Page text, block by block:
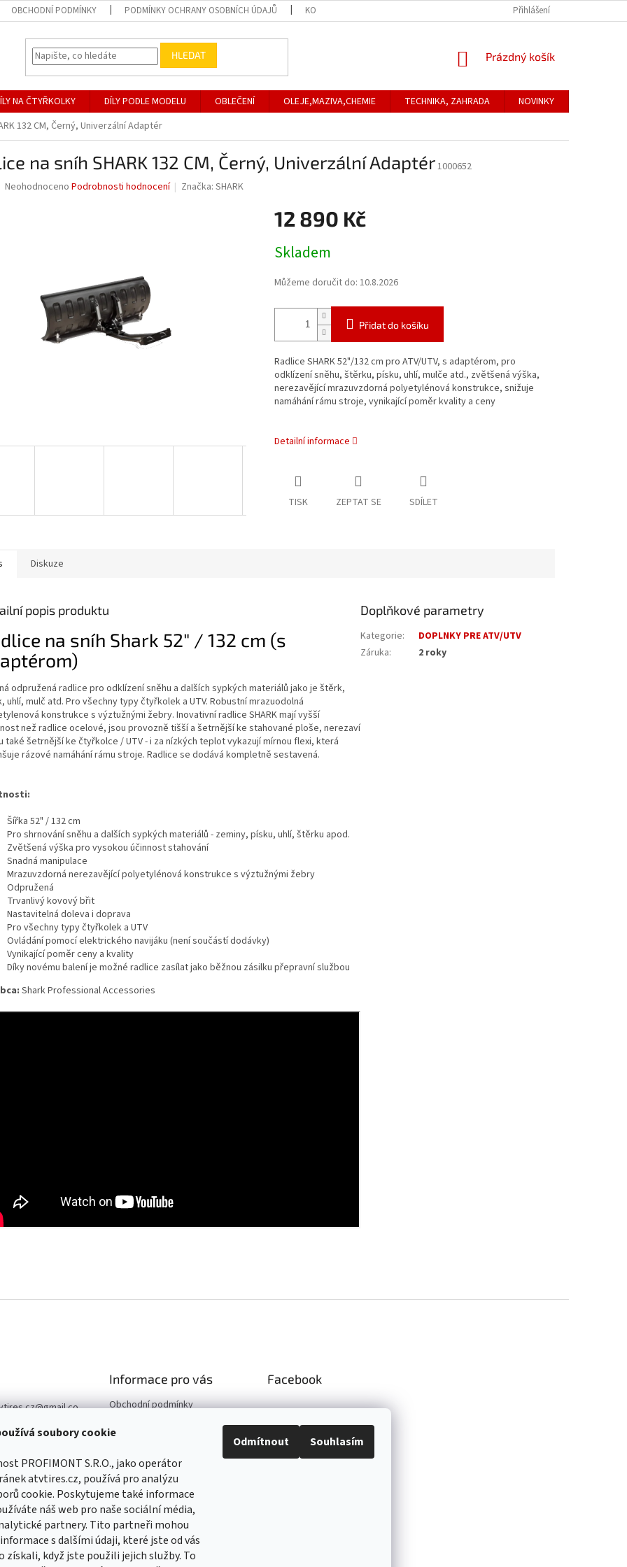
soubory cookie
PROFIMONT S.R.O., jako operátor
atvtires.cz, používá pro analýzu
cookie. Poskytujeme také informace
náš web pro naše sociální média,
partnery. Tito partneři mohou
s dalšími údaji, které jste od vás
získali, když jste použili jejich služby. To
Odmítnout Souhlasím
OBCHODNÍ PODMÍNKY PODMÍNKY OCHRANY OSOBNÍCH ÚDAJŮ KONTAKTNÍ ÚDAJE Přihlášení
HLEDAT
NÁKUPNÍ
Prázdný košík
NA ČTYŘKOLKY DÍLY PODLE MODELU OBLEČENÍ OLEJE,MAZIVA,CHEMIE TECHNIKA, ZAHRADA NOVINKY
132 CM, Černý, Univerzální Adaptér
na sníh SHARK 132 CM, Černý, Univerzální Adaptér1000652
Průměrné
Neohodnoceno Podrobnosti hodnocení Značka:SHARK
12 890 Kč
cena:
Skladem
Můžeme doručit do: 10.8.2026
Přidat do košíku
Radlice SHARK 52"/132 cm pro ATV/UTV, s adaptérom, pro
odklízení sněhu, štěrku, písku, uhlí, mulče atd., zvětšená výška,
nerezavějící mrazuvzdorná polyetylénová konstrukce, snižuje
namáhání rámu stroje, vynikající poměr kvality a ceny
Detailní informace
TISK ZEPTAT SE SDÍLET
Diskuze
popis produktu
na sníh Shark 52" / 132 cm (s
odpružená radlice pro odklízení sněhu a dalších sypkých materiálů jako je štěrk,
uhlí, mulč atd. Pro všechny typy čtyřkolek a UTV. Robustní mrazuodolná
konstrukce s výztužnými žebry. Inovativní radlice SHARK mají vyšší
než radlice ocelové, jsou provozně tišší a šetrnější ke stahované ploše, nerezaví
také šetrnější ke čtyřkolce / UTV - i za nízkých teplot vykazují mírnou flexi, která
rázové namáhání rámu stroje. Radlice se dodává kompletně sestavená.
Šířka 52" / 132 cm
Pro shrnování sněhu a dalších sypkých materiálů - zeminy, písku, uhlí, štěrku apod.
Zvětšená výška pro vysokou účinnost stahování
Snadná manipulace
Mrazuvzdorná nerezavějící polyetylénová konstrukce s výztužnými žebry
Odpružená
Trvanlivý kovový břit
Nastavitelná doleva i doprava
Pro všechny typy čtyřkolek a UTV
Ovládání pomocí elektrického navijáku (není součástí dodávky)
Vynikající poměr ceny a kvality
Díky novému balení je možné radlice zasílat jako běžnou zásilku přepravní službou
Shark Professional Accessories
Doplňkové parametry
Kategorie:
DOPLNKY PRE ATV/UTV
Záruka: 2 roky
@gmail.co
364 647
109291744
109291744
Informace pro vás
Obchodní podmínky
Podmínky ochrany osobních
údajů
Reklamace
Facebook